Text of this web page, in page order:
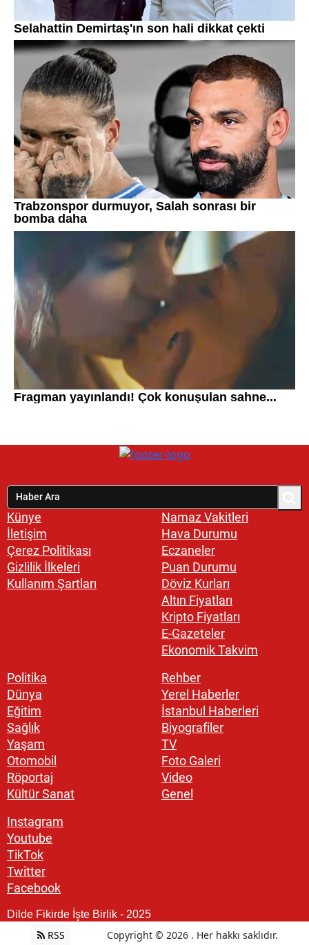
Künye
İletişim
Çerez Politikası
Gizlilik İlkeleri
Kullanım Şartları
Namaz Vakitleri
Hava Durumu
Eczaneler
Puan Durumu
Döviz Kurları
Altın Fiyatları
Kripto Fiyatları
E-Gazeteler
Ekonomik Takvim
Politika
Dünya
Eğitim
Sağlık
Yaşam
Otomobil
Röportaj
Kültür Sanat
Rehber
Yerel Haberler
İstanbul Haberleri
Biyografiler
TV
Foto Galeri
Video
Genel
Instagram
Youtube
TikTok
Twitter
Facebook
Dilde Fikirde İşte Birlik - 2025
RSS Copyright © 2026 . Her hakkı saklıdır.